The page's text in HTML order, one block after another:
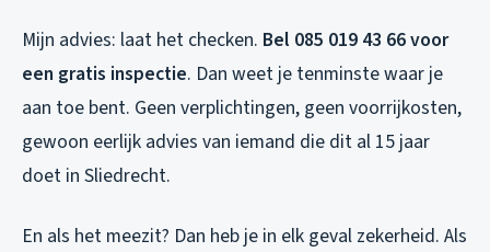
Mijn advies: laat het checken. Bel 085 019 43 66 voor
een gratis inspectie. Dan weet je tenminste waar je
aan toe bent. Geen verplichtingen, geen voorrijkosten,
gewoon eerlijk advies van iemand die dit al 15 jaar
doet in Sliedrecht.
En als het meezit? Dan heb je in elk geval zekerheid. Als